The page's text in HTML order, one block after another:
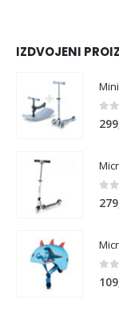
IZDVOJENI
0